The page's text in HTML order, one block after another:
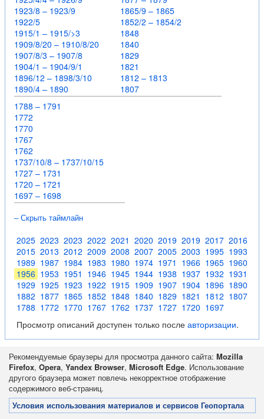
1923/8 – 1923/9
1922/5
1915/1 – 1915/>3
1909/8/20 – 1910/8/20
1907/8/3 – 1907/8
1904/1 – 1904/9/1
1896/12 – 1898/3/10
1890/4 – 1890
1865/9 – 1865
1852/2 – 1854/2
1848
1840
1829
1821
1812 – 1813
1807
1788 – 1791
1772
1770
1767
1762
1737/10/8 – 1737/10/15
1727 – 1731
1720 – 1721
1697 – 1698
– Скрыть таймлайн
2025 2023 2023 2022 2021 2020 2019 2019 2017 2016
2015 2013 2012 2009 2008 2007 2005 2003 1995 1993
1989 1987 1984 1983 1980 1974 1971 1966 1965 1960
1956 1953 1951 1946 1945 1944 1938 1937 1932 1931
1929 1925 1923 1922 1915 1909 1907 1904 1896 1890
1882 1877 1865 1852 1848 1840 1829 1821 1812 1807
1788 1772 1770 1767 1762 1737 1727 1720 1697
Просмотр описаний доступен только после авторизации.
Рекомендуемые браузеры для просмотра данного сайта: Mozilla
Firefox, Opera, Yandex Browser, Microsoft Edge. Использование
другого браузера может повлечь некорректное отображение
содержимого веб-страниц.
Условия использования материалов и сервисов Геопортала